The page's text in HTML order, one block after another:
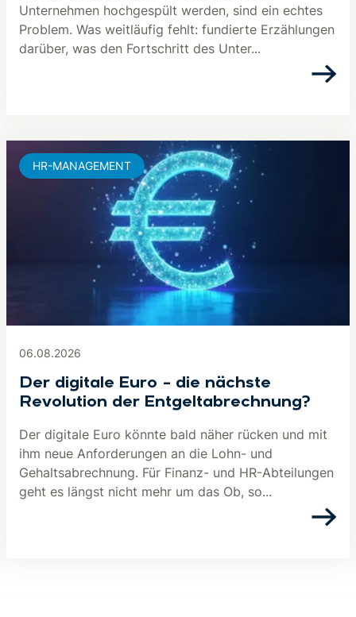
Unternehmen hochgespült werden, sind ein echtes
Problem. Was weitläufig fehlt: fundierte Erzählungen
darüber, was den Fortschritt des Unter...
06.08.2026
Der digitale Euro – die nächste
Revolution der Entgeltabrechnung?
Der digitale Euro könnte bald näher rücken und mit
ihm neue Anforderungen an die Lohn- und
Gehaltsabrechnung. Für Finanz- und HR-Abteilungen
geht es längst nicht mehr um das Ob, so...
HR-MANAGEMENT